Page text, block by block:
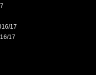
17
17